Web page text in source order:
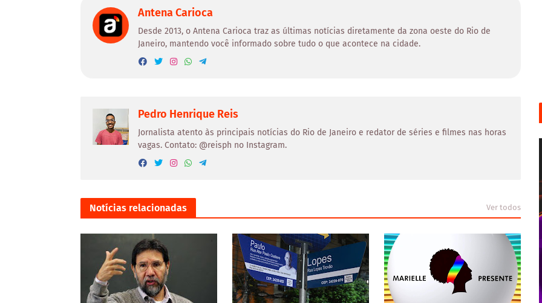
Antena Carioca
Desde 2013, o Antena Carioca traz as últimas notícias diretamente da zona oeste do Rio de
Janeiro, mantendo você informado sobre tudo o que acontece na cidade.
Pedro Henrique Reis
Jornalista atento às principais notícias do Rio de Janeiro e redator de séries e filmes nas horas
vagas. Contato: @reisph no Instagram.
Notícias relacionadas Ver todos